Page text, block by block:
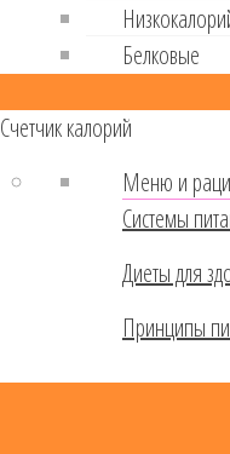
Белковые
Cчетчик калорий
Меню и
Системы
Диеты для
Принципы